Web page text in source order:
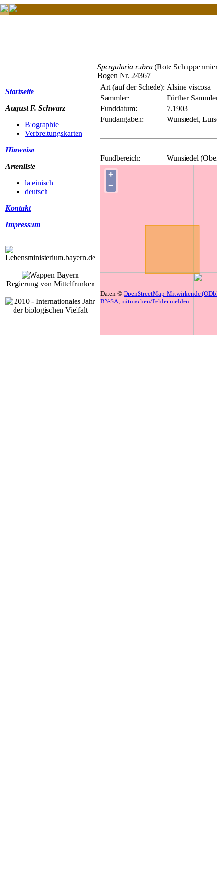
Startseite
August F. Schwarz
Biographie
Verbreitungskarten
Hinweise
Artenliste
lateinisch
deutsch
Kontakt
Impressum
Regierung von Mittelfranken
Spergularia rubra (Rote
Bogen Nr. 24367
Art (auf der Schede): Alsine viscosa
Sammler:
Fürther
Funddatum:
7.1903
Fundangaben:
Wunsiedel,
Fundbereich: Wunsiedel
+
−
Daten © OpenStreetMap-Mitwirkende (
BY-SA, mitmachen/Fehler melden